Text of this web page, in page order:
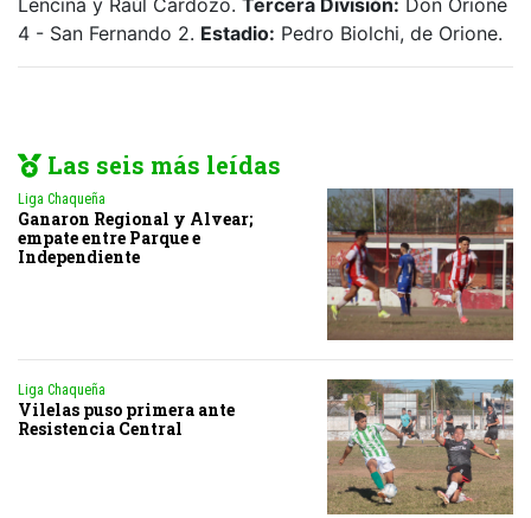
Lencina y Raúl Cardozo. Tercera División: Don Orione
4 - San Fernando 2. Estadio: Pedro Biolchi, de Orione.
Las seis más leídas
Liga Chaqueña
Ganaron Regional y Alvear;
empate entre Parque e
Independiente
Liga Chaqueña
Vilelas puso primera ante
Resistencia Central